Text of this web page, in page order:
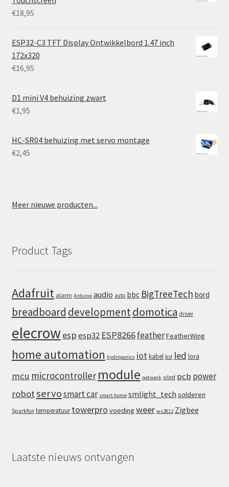
€18,95
ESP32-C3 TFT Display Ontwikkelbord 1.47 inch
172x320
€16,95
D1 mini V4 behuizing zwart
€1,95
HC-SR04 behuizing met servo montage
€2,45
Meer nieuwe producten...
Product Tags
Adafruit alarm Arduino audio auto bbc BigTreeTech bord
breadboard developmentdomotica driver
elecrowespesp32 ESP8266featherFeatherWing
home automation hydroponics iot kabel lcd led lora
mcu microcontroller module netwerk oled pcb power
robotservosmart car smart home smlight_tech solderen
Sparkfun temperatuur towerpro voeding weer ws2812 Zigbee
Laatste nieuws ontvangen